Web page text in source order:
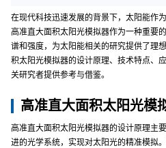
在现代科技迅速发展的背景下，太阳能作
高准直大面积太阳光模拟器作为一种重要
谱和强度，为太阳能相关的研究提供了理
积太阳光模拟器的设计原理、技术特点、
关研究者提供参考与借鉴。
高准直大面积太阳光模
高准直大面积太阳光模拟器的设计原理主
进的光学系统，实现对太阳光的精准模拟